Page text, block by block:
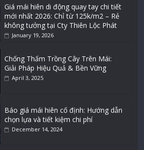
Giá mái hiên di động quay tay chi tiết
mới nhất 2026: Chỉ từ 125k/m2 – Rẻ
không tưởng tại Cty Thiên Lộc Phát
January 19, 2026
Chống Thấm Trồng Cây Trên Mái:
Giải Pháp Hiệu Quả & Bền Vững
April 3, 2025
Báo giá mái hiên cố định: Hướng dẫn
chọn lựa và tiết kiệm chi phí
December 14, 2024